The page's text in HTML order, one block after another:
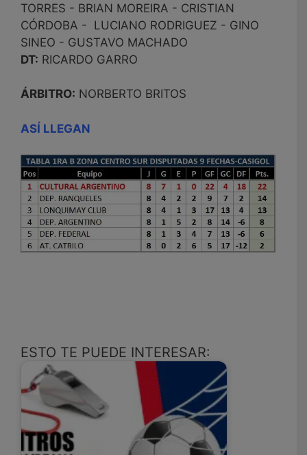
TORRES - BRIAN MOREIRA - CRISTIAN
CÓRDOBA - LUCIANO RODRIGUEZ - GINO
SINEO - GUSTAVO MACHADO
DT: RICARDO GARRO
ÁRBITRO: NORBERTO BRITOS
ASÍ LLEGAN
ESTO TE PUEDE INTERESAR: